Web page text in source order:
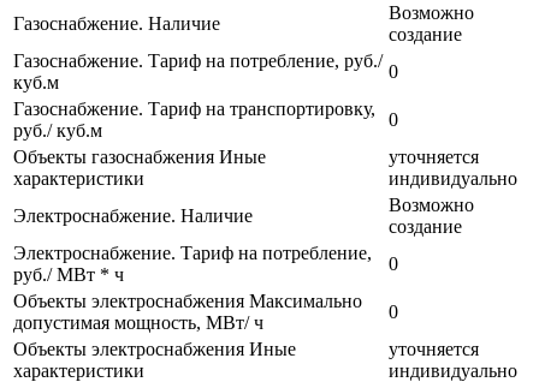
Газоснабжение. Наличие
Возможно
создание
Газоснабжение. Тариф на потребление, руб./
куб.м
0
Газоснабжение. Тариф на транспортировку,
руб./ куб.м
0
Объекты газоснабжения Иные
характеристики
уточняется
индивидуально
Электроснабжение. Наличие
Возможно
создание
Электроснабжение. Тариф на потребление,
руб./ МВт * ч
0
Объекты электроснабжения Максимально
допустимая мощность, МВт/ ч
0
Объекты электроснабжения Иные
характеристики
уточняется
индивидуально